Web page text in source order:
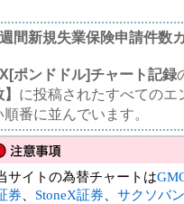
間新規失業保険申請件数
ポンドドル]チャート記録
に投稿されたすべての
順番に並んでいます。
サイトの為替チャートは
券
StoneX証券
サクソバ